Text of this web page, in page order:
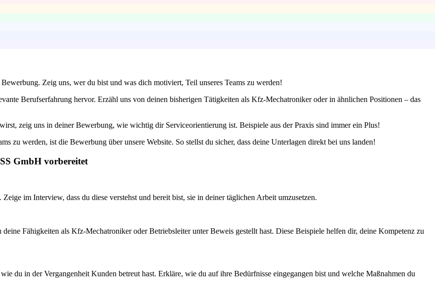
Zeig uns, wer du bist und was dich motiviert, Teil unseres Teams zu werden!
Berufserfahrung hervor. Erzähl uns von deinen bisherigen Tätigkeiten als Kfz-Mechatroniker oder in ähnlichen Positionen – das
zeig uns in deiner Bewerbung, wie wichtig dir Serviceorientierung ist. Beispiele aus der Praxis sind immer ein Plus!
zu werden, ist die Bewerbung über unsere Website. So stellst du sicher, dass deine Unterlagen direkt bei uns landen!
GmbH vorbereitet
im Interview, dass du diese verstehst und bereit bist, sie in deiner täglichen Arbeit umzusetzen.
Fähigkeiten als Kfz-Mechatroniker oder Betriebsleiter unter Beweis gestellt hast. Diese Beispiele helfen dir, deine Kompetenz zu
du in der Vergangenheit Kunden betreut hast. Erkläre, wie du auf ihre Bedürfnisse eingegangen bist und welche Maßnahmen du